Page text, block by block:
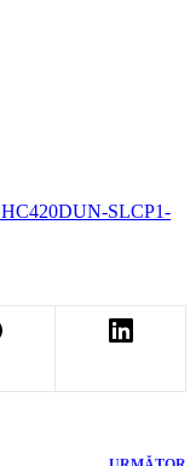
HC420DUN-SLCP1-